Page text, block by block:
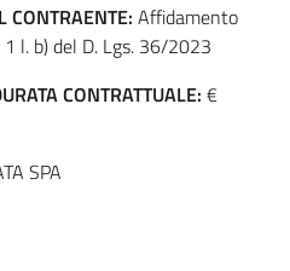
CONTRAENTE: Affidamento
l. b) del D. Lgs. 36/2023
CONTRATTUALE: €
SPA